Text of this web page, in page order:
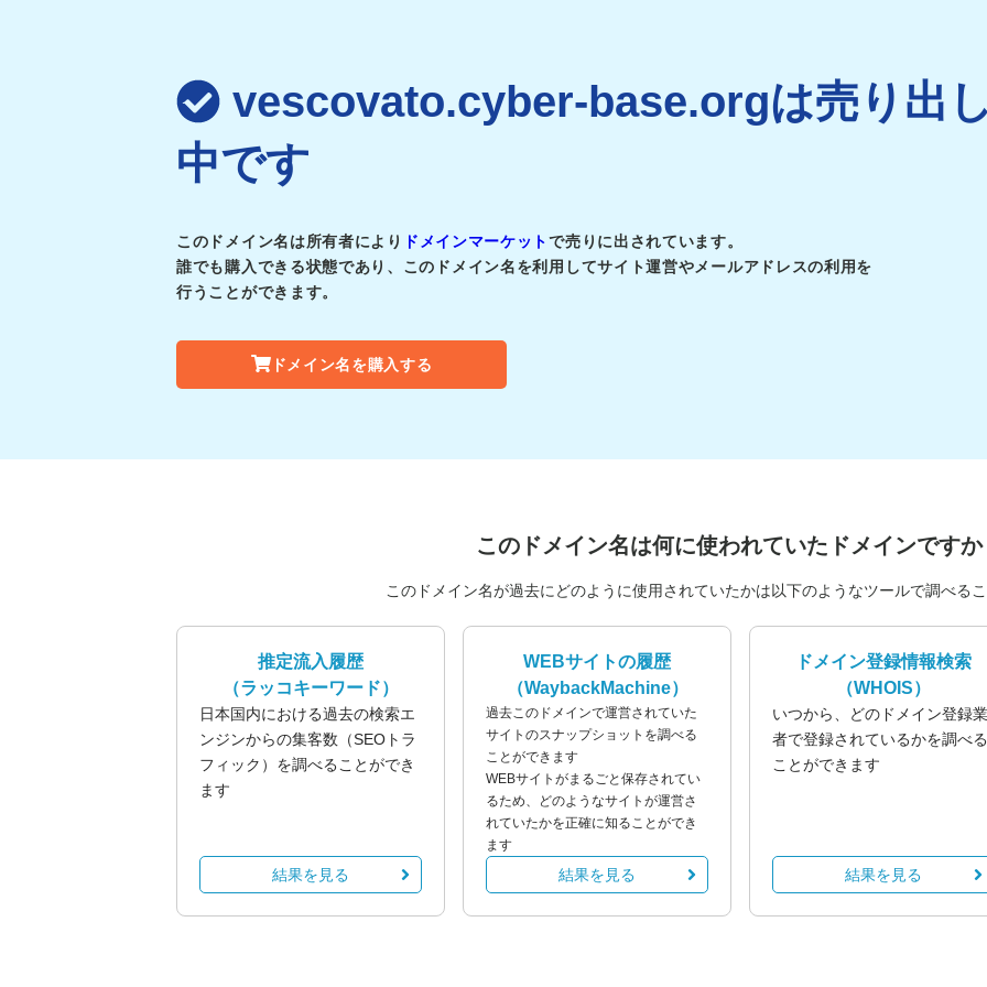
vescovato.cyber-base.orgは売り出
中です
このドメイン名は所有者により ドメインマーケットで売りに出されています。
誰でも購入できる状態であり、このドメイン名を利用してサイト運営やメールアドレスの利用を
行うことができます。
ドメイン名を購入する
このドメイン名は何に使われていたドメインですか
このドメイン名が過去にどのように使用されていたかは以下のようなツールで調べる
推定流入履歴
（ラッコキーワード）
日本国内における過去の検索エ
ンジンからの集客数（SEOトラ
フィック）を調べることができ
ます
結果を見る
WEBサイトの履歴
（WaybackMachine）
過去このドメインで運営されていた
サイトのスナップショットを調べる
ことができます
WEBサイトがまるごと保存されてい
るため、どのようなサイトが運営さ
れていたかを正確に知ることができ
ます
結果を見る
ドメイン登録情報検索
（WHOIS）
いつから、どのドメイン登録業
者で登録されているかを調べる
ことができます
結果を見る